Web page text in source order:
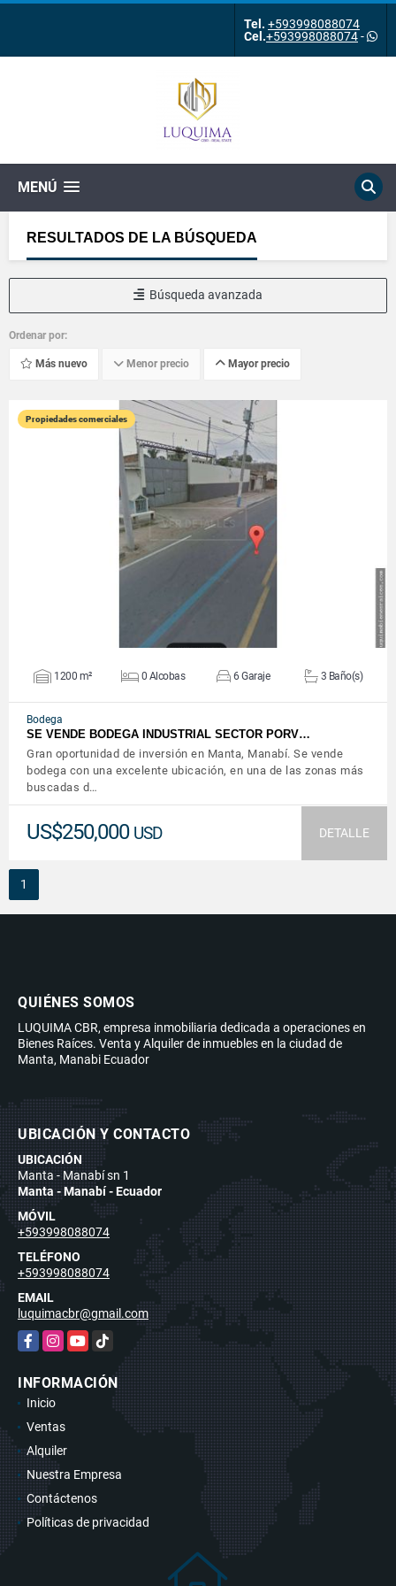
Tel. +593998088074
Cel.+593998088074-
MENÚ
RESULTADOS DE LA BÚSQUEDA
Búsqueda avanzada
Ordenar por:
Más nuevo Menor precio Mayor precio
Propiedades comerciales
VER DETALLES
1200 m² 0 Alcobas 6 Garaje 3 Baño(s)
Bodega
SE VENDE BODEGA INDUSTRIAL SECTOR PORV…
Gran oportunidad de inversión en Manta, Manabí. Se vende
bodega con una excelente ubicación, en una de las zonas más
buscadas d…
US$250,000 USD DETALLE
1
QUIÉNES SOMOS
LUQUIMA CBR, empresa inmobiliaria dedicada a operaciones en
Bienes Raíces. Venta y Alquiler de inmuebles en la ciudad de
Manta, Manabi Ecuador
UBICACIÓN Y CONTACTO
UBICACIÓN
Manta - Manabí sn 1
Manta - Manabí - Ecuador
MÓVIL
+593998088074
TELÉFONO
+593998088074
EMAIL
luquimacbr@gmail.com
FacebookInstagram
YouTubeTikTok
INFORMACIÓN
Inicio
Ventas
Alquiler
Nuestra Empresa
Contáctenos
Políticas de privacidad